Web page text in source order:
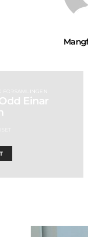
FORSAMLINGEN
Einar